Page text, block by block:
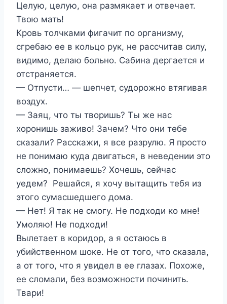
Целую, целую, она размякает и отвечает.
Твою мать!
Кровь толчками фигачит по организму,
сгребаю ее в кольцо рук, не рассчитав силу,
видимо, делаю больно. Сабина дергается и
отстраняется.
— Отпусти… — шепчет, судорожно втягивая
воздух.
— Заяц, что ты творишь? Ты же нас
хоронишь заживо! Зачем? Что они тебе
сказали? Расскажи, я все разрулю. Я просто
не понимаю куда двигаться, в неведении это
сложно, понимаешь? Хочешь, сейчас
уедем? Решайся, я хочу вытащить тебя из
этого сумасшедшего дома.
— Нет! Я так не смогу. Не подходи ко мне!
Умоляю! Не подходи!
Вылетает в коридор, а я остаюсь в
убийственном шоке. Не от того, что сказала,
а от того, что я увидел в ее глазах. Похоже,
ее сломали, без возможности починить.
Твари!